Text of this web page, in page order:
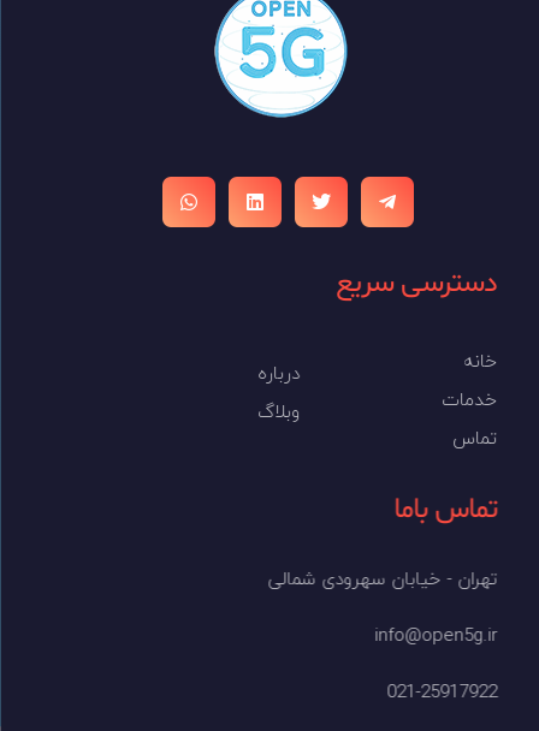
دسترسی سریع
خانه
خدمات
تماس
درباره
وبلاگ
تماس باما
تهران - خیابان سهرودی شمالی
info@open5g.ir
021-25917922